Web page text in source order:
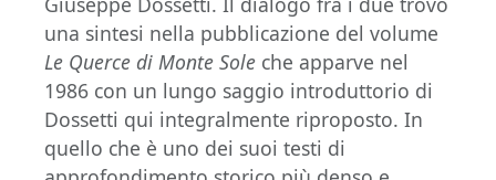
una sintesi nella pubblicazione del volume
Le Querce di Monte Sole che apparve nel
1986 con un lungo saggio introduttorio di
Dossetti qui integralmente riproposto. In
quello che è uno dei suoi testi di